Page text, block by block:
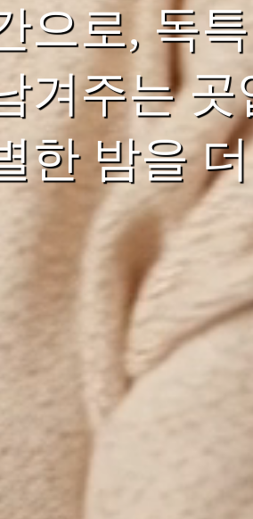
으로, 독
겨주는
한 밤을